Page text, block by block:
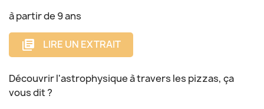
à partir de 9 ans
library_books LIRE UN EXTRAIT
Découvrir l'astrophysique à travers les pizzas, ça
vous dit ?